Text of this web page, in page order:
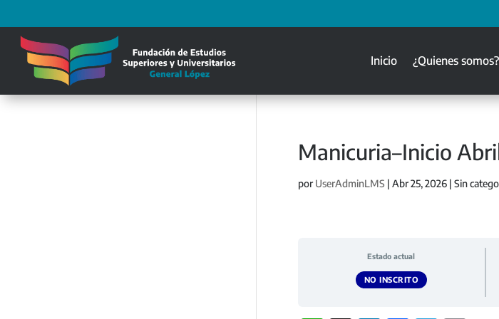
Inicio ¿Quienes somos?
Manicuria–Inicio
porUserAdminLMS | Abr 25, 2026| Sin
Estado actual
NO INSCRITO